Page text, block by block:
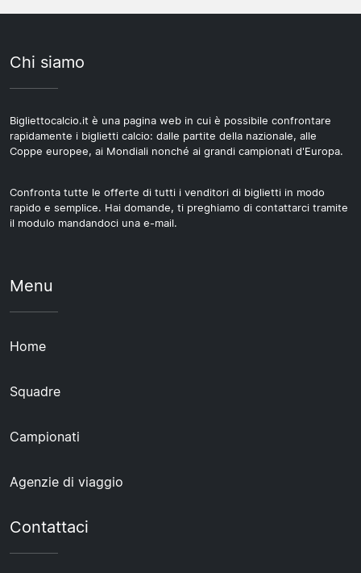
Chi siamo
Bigliettocalcio.it è una pagina web in cui è possibile confrontare
rapidamente i biglietti calcio: dalle partite della nazionale, alle
Coppe europee, ai Mondiali nonché ai grandi campionati d'Europa.
Confronta tutte le offerte di tutti i venditori di biglietti in modo
rapido e semplice. Hai domande, ti preghiamo di contattarci tramite
il modulo mandandoci una e-mail.
Menu
Home
Squadre
Campionati
Agenzie di viaggio
Contattaci